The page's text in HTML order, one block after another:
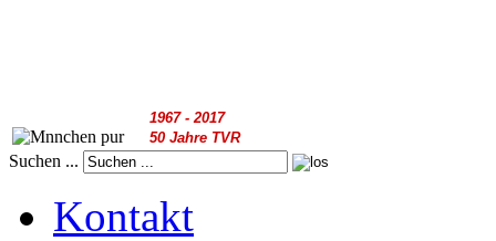
1967 - 2017
50 Jahre TVR
Suchen ...
Kontakt